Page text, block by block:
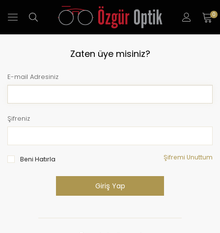
0
Zaten üye misiniz?
E-mail Adresiniz
Şifreniz
Beni Hatırla Şifremi Unuttum
Giriş Yap